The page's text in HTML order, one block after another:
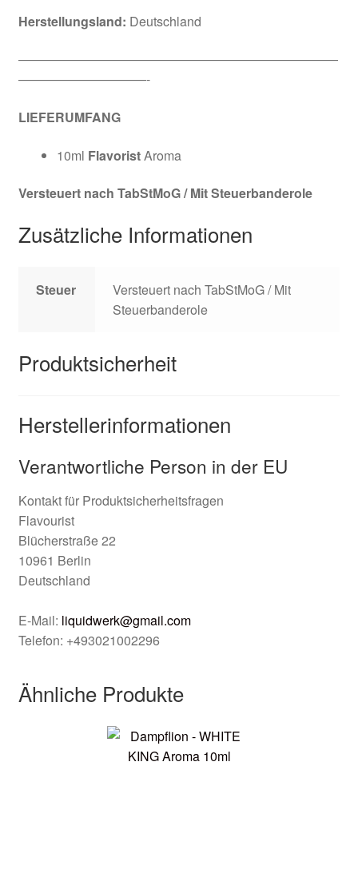
Herstellungsland: Deutschland
—————————————————————————
——————————-
LIEFERUMFANG
10ml FlavoristAroma
Versteuert nach TabStMoG / Mit Steuerbanderole
Zusätzliche Informationen
Steuer
Versteuert nach TabStMoG / Mit
Steuerbanderole
Produktsicherheit
Herstellerinformationen
Verantwortliche Person in der EU
Kontakt für Produktsicherheitsfragen
Flavourist
Blücherstraße 22
10961 Berlin
Deutschland
E-Mail: liquidwerk@gmail.com
Telefon: +493021002296
Ähnliche Produkte